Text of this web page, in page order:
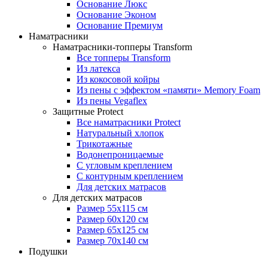
Основание Люкс
Основание Эконом
Основание Премиум
Наматрасники
Наматрасники-топперы Transform
Все топперы Transform
Из латекса
Из кокосовой койры
Из пены с эффектом «памяти» Memory Foam
Из пены Vegaflex
Защитные Protect
Все наматрасники Protect
Натуральный хлопок
Трикотажные
Водонепроницаемые
С угловым креплением
С контурным креплением
Для детских матрасов
Для детских матрасов
Размер 55x115 см
Размер 60x120 см
Размер 65x125 см
Размер 70x140 см
Подушки